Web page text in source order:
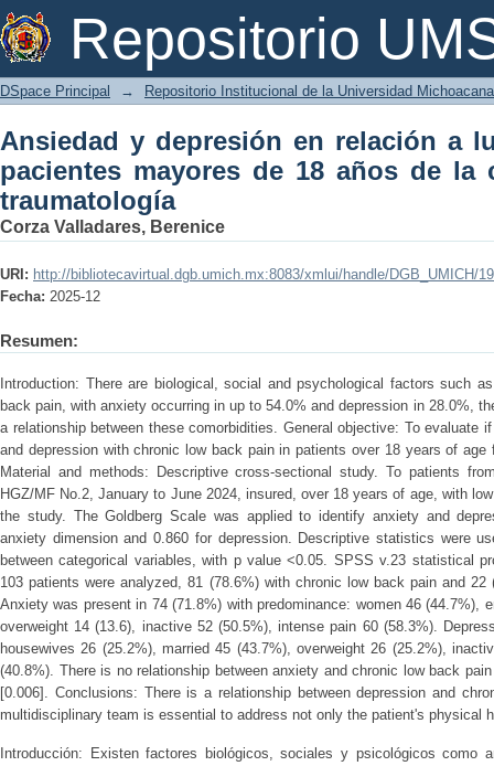
Repositorio
Ansiedad y depresión en relación a
años de la consulta externa de
DSpace Principal → Repositorio Institucional de la Universidad
Ansiedad y depresión en relación a
pacientes mayores de 18 años de la
traumatología
Corza Valladares, Berenice
URI: http://bibliotecavirtual.dgb.umich.mx:8083/xmlui/handle/DGB_UMICH/
Fecha: 2025-12
Resumen:
Introduction: There are biological, social and psychological factors such
back pain, with anxiety occurring in up to 54.0% and depression in 28.0%,
a relationship between these comorbidities. General objective: To evaluate
and depression with chronic low back pain in patients over 18 years of
Material and methods: Descriptive cross-sectional study. To patients
HGZ/MF No.2, January to June 2024, insured, over 18 years of age, with
the study. The Goldberg Scale was applied to identify anxiety and
anxiety dimension and 0.860 for depression. Descriptive statistics were
between categorical variables, with p value <0.05. SPSS v.23 statistical
103 patients were analyzed, 81 (78.6%) with chronic low back pain and
Anxiety was present in 74 (71.8%) with predominance: women 46 (44.7%),
overweight 14 (13.6), inactive 52 (50.5%), intense pain 60 (58.3%).
housewives 26 (25.2%), married 45 (43.7%), overweight 26 (25.2%),
(40.8%). There is no relationship between anxiety and chronic low back
[0.006]. Conclusions: There is a relationship between depression and
multidisciplinary team is essential to address not only the patient's physical
Introducción: Existen factores biológicos, sociales y psicológicos como